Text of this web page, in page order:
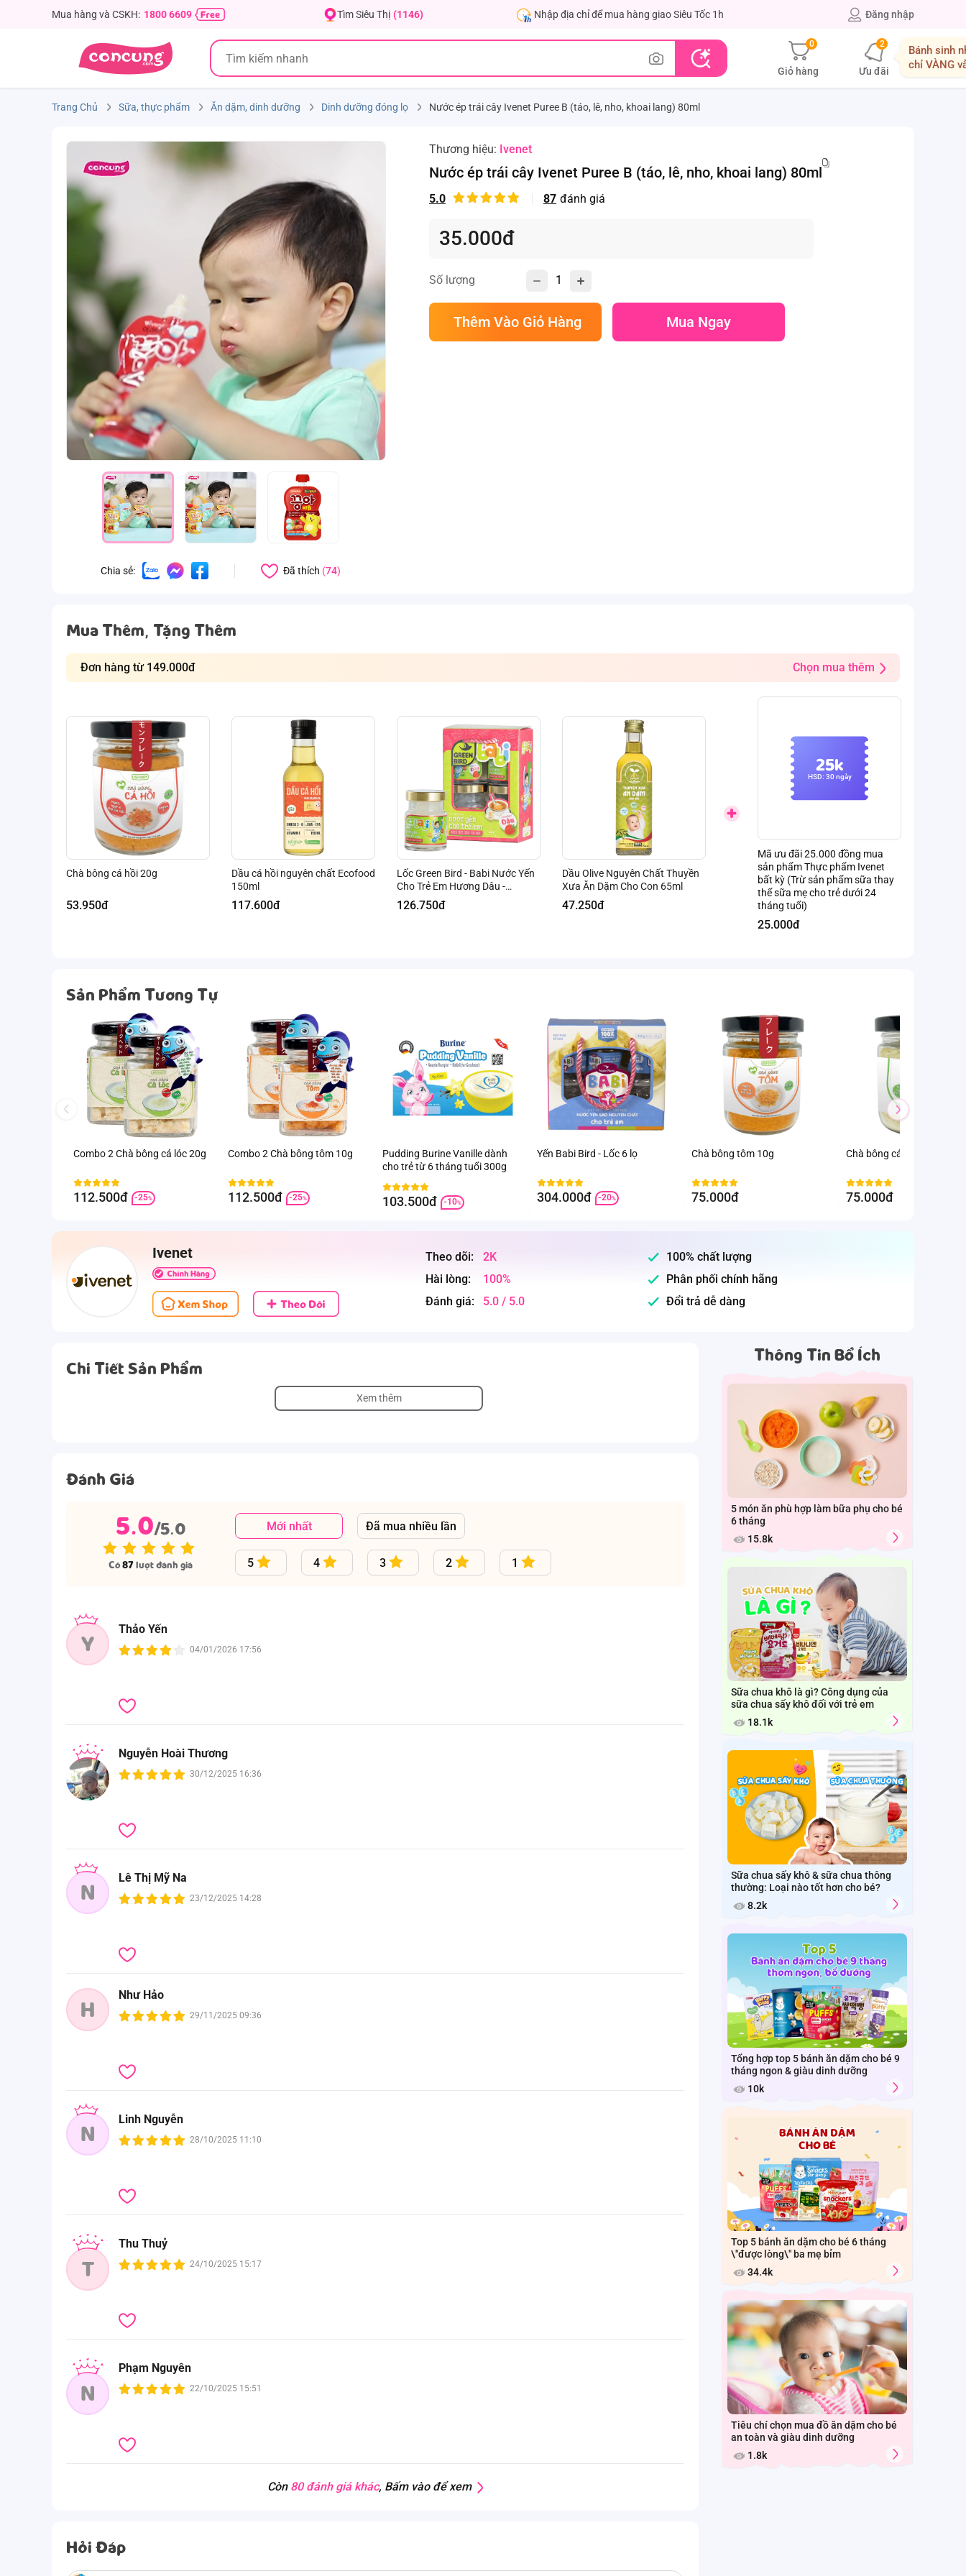
Mua hàng và CSKH: 1800 6609 Tìm Siêu Thị (1146) Nhập địa chỉ để mua hàng giao Siêu Tốc 1h Đăng nhập
0
Giỏ hàng
2
Ưu đãi
Bánh sinh
chỉ VÀNG
Trang Chủ Sữa, thực phẩm Ăn dặm, dinh dưỡng Dinh dưỡng đóng lọ Nước ép trái cây Ivenet Puree B (táo, lê, nho, khoai lang) 80ml
Chia sẻ: Đã thích (74)
Thương hiệu: Ivenet
Nước ép trái cây Ivenet Puree B (táo, lê, nho, khoai lang) 80ml
5.0 87 đánh giá
35.000đ
Số lượng
Thêm Vào Giỏ Hàng Mua Ngay
Mua Thêm, Tặng Thêm
Đơn hàng từ 149.000đ Chọn mua thêm
Chà bông cá hồi 20g
53.950đ
Dầu cá hồi nguyên chất Ecofood
150ml
117.600đ
Lốc Green Bird - Babi Nước Yến
Cho Trẻ Em Hương Dâu -
(4hũ*72gr)
126.750đ
Dầu Olive Nguyên Chất Thuyền
Xưa Ăn Dặm Cho Con 65ml
47.250đ
25k
HSD: 30 ngày
Mã ưu đãi 25.000 đồng mua
sản phẩm Thực phẩm Ivenet
bất kỳ (Trừ sản phẩm sữa thay
thể sữa mẹ cho trẻ dưới 24
tháng tuổi)
25.000đ
Sản Phẩm Tương Tự
Combo 2 Chà bông cá lóc 20g
112.500đ -25%
Combo 2 Chà bông tôm 10g
112.500đ -25%
Pudding Burine Vanille dành
cho trẻ từ 6 tháng tuổi 300g
103.500đ -10%
Yến Babi Bird - Lốc 6 lọ
304.000đ -20%
Chà bông tôm 10g
75.000đ
Chà bông cá lóc 20g
75.000đ
Ivenet Theo dõi:
2K
Hài lòng:
100%
Đánh giá:
5.0 / 5.0
100% chất lượng
Phân phối chính hãng
Đổi trả dễ dàng
Chi Tiết Sản Phẩm
Xem thêm
Đánh Giá
5.0/5.0
Có87lượt đánh giá
Mới nhất Đã mua nhiều lần
5 4 3 2 1
Y
Thảo Yến
04/01/2026 17:56
Nguyễn Hoài Thương
30/12/2025 16:36
N
Lê Thị Mỹ Na
23/12/2025 14:28
H
Như Hảo
29/11/2025 09:36
N
Linh Nguyễn
28/10/2025 11:10
T
Thu Thuỷ
24/10/2025 15:17
N
Phạm Nguyên
22/10/2025 15:51
Còn 80 đánh giá khác, Bấm vào để xem
Hỏi Đáp
Thông Tin Bổ Ích
5 món ăn phù hợp làm bữa phụ cho bé
6 tháng
15.8k
Sữa chua khô là gì? Công dụng của
sữa chua sấy khô đối với trẻ em
18.1k
Sữa chua sấy khô & sữa chua thông
thường: Loại nào tốt hơn cho bé?
8.2k
Tổng hợp top 5 bánh ăn dặm cho bé 9
tháng ngon & giàu dinh dưỡng
10k
Top 5 bánh ăn dặm cho bé 6 tháng
\"được lòng\" ba mẹ bỉm
34.4k
Tiêu chí chọn mua đồ ăn dặm cho bé
an toàn và giàu dinh dưỡng
1.8k